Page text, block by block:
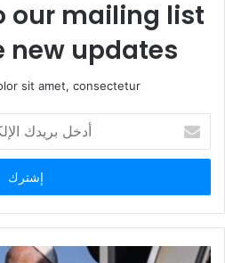
بour mailing list
new updates!
sit amet, consectetur.
خ
ب
ر
د